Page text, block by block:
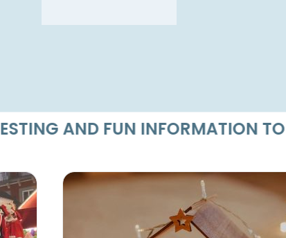
AND FUN INFORMATION TO